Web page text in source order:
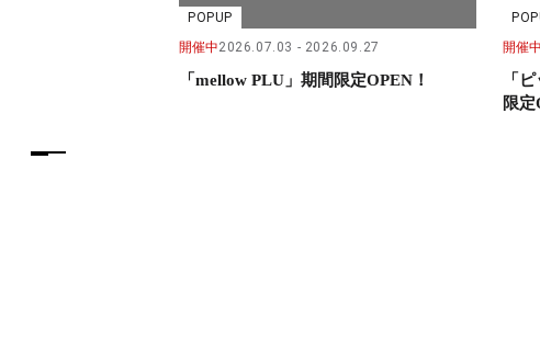
POPUP
開催中2026.07.03 2026.09.27
「mellow PLU」期間限定OPEN！
開催中
「
限定